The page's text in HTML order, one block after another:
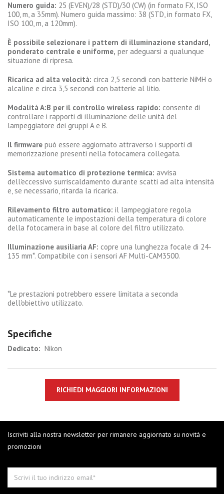
Numero guida: 25 (EVEN)/28 (STD)/30 (CW) (in formato FX, ISO
100, m, a 35mm). Numero guida massimo: 38 (STD, in formato FX,
ISO 100, m, a 120mm).
È possibile selezionare i pattern di illuminazione standard,
ponderato centrale e uniforme, per adeguarsi a qualunque
situazione di ripresa.
Ricarica ad alta velocità: circa 2,5 secondi con batterie NiMH o
alcaline e circa 3,5 secondi con batterie al litio.
Modalità A:B per il controllo wireless rapido: consente di
controllare i rapporti di illuminazione delle unità del
lampeggiatore dei gruppi A e B.
Il firmware può essere aggiornato attraverso i supporti di
memorizzazione presenti nella fotocamera collegata.
Sistema automatico di protezione termica: avvisa
dell'eccessivo surriscaldamento durante scatti ad alta intensità
e, se necessario, ritarda la ricarica.
Rilevamento filtro automatico: il lampeggiatore regola
automaticamente le impostazioni della temperatura di colore
della fotocamera in base al colore del filtro utilizzato.
Illuminazione ausiliaria AF: copre una lunghezza focale di 24-
135 mm*. Compatibile con i sensori AF Multi-CAM3500.
*Le prestazioni potrebbero essere limitata a seconda
dell'obiettivo utilizzato.
Specifiche
Dedicato: Nikon
RICHIEDI MAGGIORI INFORMAZIONI
Iscriviti alla nostra newsletter per rimanere aggiornato su novità e
promozioni